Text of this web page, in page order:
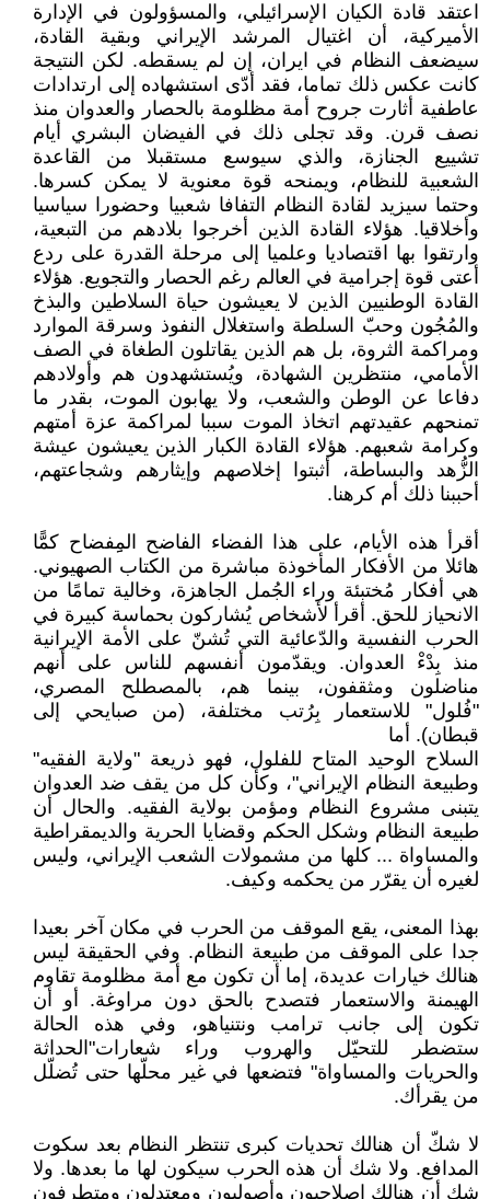
اعتقد قادة الكيان الإسرائيلي، والمسؤولون في الإدارة
الأميركية، أن اغتيال المرشد الإيراني وبقية القادة،
سيضعف النظام في ايران، إن لم يسقطه. لكن النتيجة
كانت عكس ذلك تماما، فقد أدّى استشهاده إلى ارتدادات
عاطفية أثارت جروح أمة مظلومة بالحصار والعدوان منذ
نصف قرن. وقد تجلى ذلك في الفيضان البشري أيام
تشييع الجنازة، والذي سيوسع مستقبلا من القاعدة
الشعبية للنظام، ويمنحه قوة معنوية لا يمكن كسرها.
وحتما سيزيد لقادة النظام التفافا شعبيا وحضورا سياسيا
وأخلاقيا. هؤلاء القادة الذين أخرجوا بلادهم من التبعية،
وارتقوا بها اقتصاديا وعلميا إلى مرحلة القدرة على ردع
أعتى قوة إجرامية في العالم رغم الحصار والتجويع. هؤلاء
القادة الوطنيين الذين لا يعيشون حياة السلاطين والبذخ
والمُجُون وحبّ السلطة واستغلال النفوذ وسرقة الموارد
ومراكمة الثروة، بل هم الذين يقاتلون الطغاة في الصف
الأمامي، منتظرين الشهادة، ويُستشهدون هم وأولادهم
دفاعا عن الوطن والشعب، ولا يهابون الموت، بقدر ما
تمنحهم عقيدتهم اتخاذ الموت سببا لمراكمة عزة أمتهم
وكرامة شعبهم. هؤلاء القادة الكبار الذين يعيشون عيشة
الزُّهد والبساطة، أثبتوا إخلاصهم وإيثارهم وشجاعتهم،
أحببنا ذلك أم كرهنا.
أقرأ هذه الأيام، على هذا الفضاء الفاضح المِِفضاح كمًّا
هائلا من الأفكار المأخوذة مباشرة من الكتاب الصهيوني.
هي أفكار مُختبئة وراء الجُمل الجاهزة، وخالية تمامًا من
الانحياز للحق. أقرأ لأشخاص يُشاركون بحماسة كبيرة في
الحرب النفسية والدّعائية التي تُشنّ على الأمة الإيرانية
منذ بِدْءْ العدوان. ويقدّمون أنفسهم للناس على أنهم
مناضلون ومثقفون، بينما هم، بالمصطلح المصري،
"فُلول" للاستعمار بِرُتب مختلفة، (من صبايحي إلى
قبطان). أما
السلاح الوحيد المتاح للفلول، فهو ذريعة "ولاية الفقيه"
وطبيعة النظام الإيراني"، وكأن كل من يقف ضد العدوان
يتبنى مشروع النظام ومؤمن بولاية الفقيه. والحال أن
طبيعة النظام وشكل الحكم وقضايا الحرية والديمقراطية
والمساواة ... كلها من مشمولات الشعب الإيراني، وليس
لغيره أن يقرّر من يحكمه وكيف.
بهذا المعنى، يقع الموقف من الحرب في مكان آخر بعيدا
جدا على الموقف من طبيعة النظام. وفي الحقيقة ليس
هنالك خيارات عديدة، إما أن تكون مع أمة مظلومة تقاوم
الهيمنة والاستعمار فتصدح بالحق دون مراوغة. أو أن
تكون إلى جانب ترامب ونتنياهو، وفي هذه الحالة
ستضطر للتحيّل والهروب وراء شعارات"الحداثة
والحريات والمساواة" فتضعها في غير محلّها حتى تُضلّل
من يقرأك.
لا شكّ أن هنالك تحديات كبرى تنتظر النظام بعد سكوت
المدافع. ولا شك أن هذه الحرب سيكون لها ما بعدها. ولا
شك أن هنالك إصلاحيون وأصوليون ومعتدلون ومتطرفون